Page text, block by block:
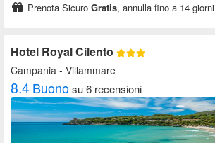
Prenota Sicuro Gratis, annulla fino a 14 giorni
Hotel Royal Cilento
Campania - Villammare
8.4Buonosu 6 recensioni